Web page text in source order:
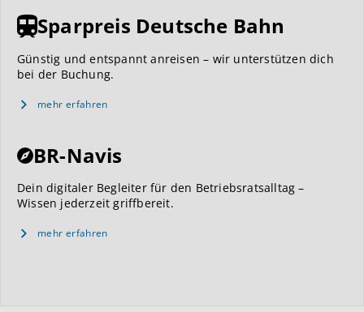
Sparpreis Deutsche Bahn
Günstig und entspannt anreisen – wir unterstützen dich
bei der Buchung.
mehr erfahren
BR-Navis
Dein digitaler Begleiter für den Betriebsratsalltag –
Wissen jederzeit griffbereit.
mehr erfahren